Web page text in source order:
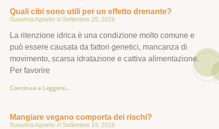
Quali cibi sono utili per un effetto drenante?
Susanna Agnello Settembre 25, 2019
La ritenzione idrica è una condizione molto comune e
può essere causata da fattori genetici, mancanza di
movimento, scarsa idratazione e cattiva alimentazione.
Per favorire
Continua a Leggere...
Mangiare vegano comporta dei rischi?
Susanna Agnello Settembre 19, 2019